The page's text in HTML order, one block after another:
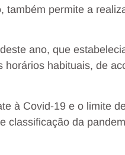
também permite a
ano, que
habituais, de
à Covid-19 e o limite
classificação da